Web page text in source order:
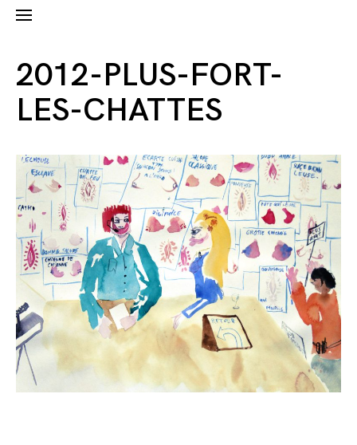
2012-PLUS-FORT-
LES-CHATTES